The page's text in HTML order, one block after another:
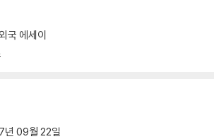
국 에세이
년 09월 22일